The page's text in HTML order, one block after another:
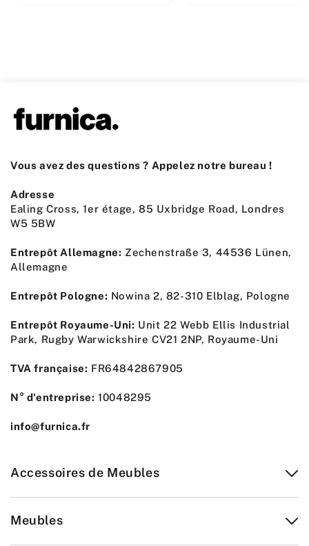
Vous avez des questions ? Appelez notre bureau !
Adresse
Ealing Cross, 1er étage, 85 Uxbridge Road, Londres
W5 5BW
Entrepôt Allemagne: Zechenstraße 3, 44536 Lünen,
Allemagne
Entrepôt Pologne: Nowina 2, 82-310 Elblag, Pologne
Entrepôt Royaume-Uni: Unit 22 Webb Ellis Industrial
Park, Rugby Warwickshire CV21 2NP, Royaume-Uni
TVA française: FR64842867905
N° d'entreprise: 10048295
info@furnica.fr
Accessoires de Meubles
Meubles